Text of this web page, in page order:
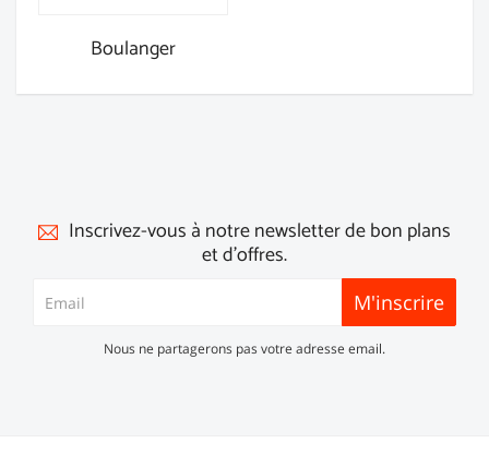
Boulanger
Inscrivez-vous à notre newsletter de bon plans
et d'offres.
M'inscrire
Nous ne partagerons pas votre adresse email.